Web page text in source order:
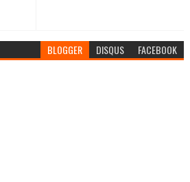
BLOGGER DISQUS FACEBOOK